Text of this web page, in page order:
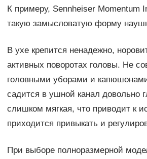
К примеру, Sennheiser Momentum
такую замысловатую форму
В ухе крепится ненадежно,
активных поворотах головы. Не
головными уборами и
садится в ушной канал довольно
слишком мягкая, что приводит к
приходится привыкать и
При выборе полноразмерной